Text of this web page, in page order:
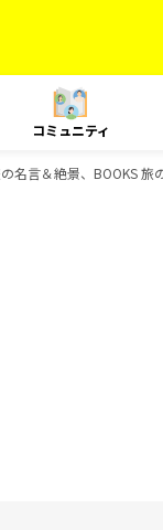
コミュニティ
言＆絶景、BOOKS 旅